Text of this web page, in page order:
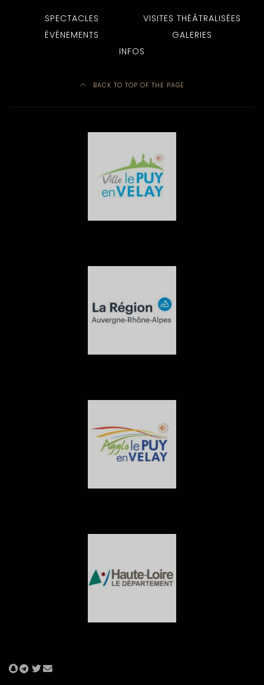
SPECTACLES
VISITES THÉÂTRALISÉES
ÉVÈNEMENTS
GALERIES
INFOS
BACK TO TOP OF THE PAGE